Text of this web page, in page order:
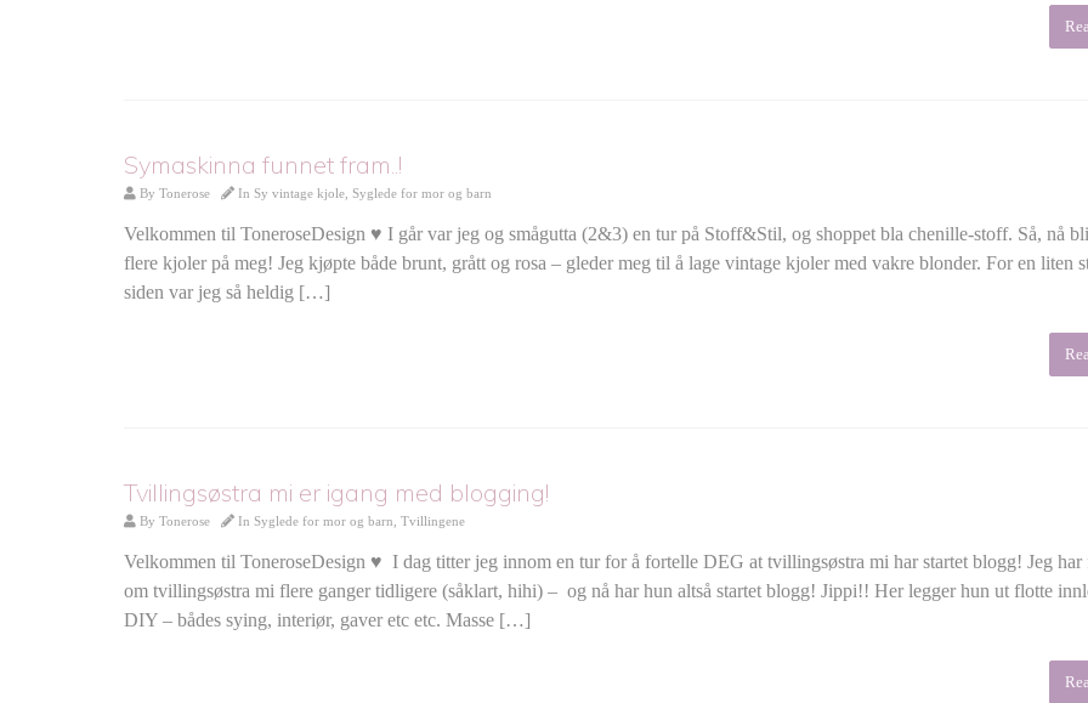
Symaskinna funnet fram..!
By Tonerose In Sy vintage kjole, Syglede for mor og barn
Velkommen til ToneroseDesign ♥ I går var jeg og smågutta (2&3) en tur på Stoff&Stil, og shoppet bla chenille-stoff. Så, nå
flere kjoler på meg! Jeg kjøpte både brunt, grått og rosa – gleder meg til å lage vintage kjoler med vakre blonder. For en liten
siden var jeg så heldig […]
Tvillingsøstra mi er igang med blogging!
By Tonerose In Syglede for mor og barn, Tvillingene
Velkommen til ToneroseDesign ♥ I dag titter jeg innom en tur for å fortelle DEG at tvillingsøstra mi har startet blogg! Jeg har
om tvillingsøstra mi flere ganger tidligere (såklart, hihi) – og nå har hun altså startet blogg! Jippi!! Her legger hun ut flotte
DIY – bådes sying, interiør, gaver etc etc. Masse […]